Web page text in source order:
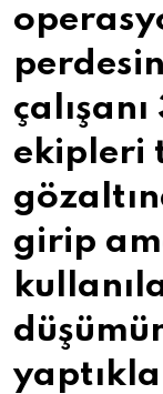
ekipleri
girip